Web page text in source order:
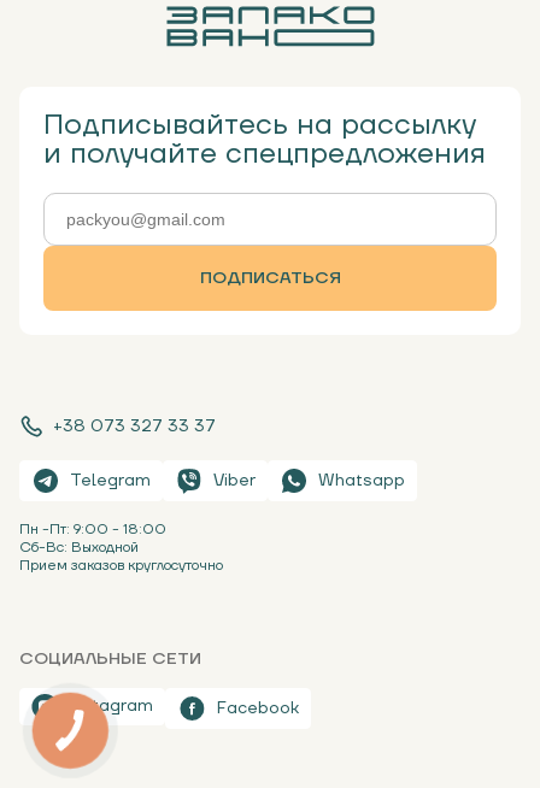
+38 073 327 33 37
Telegram Viber Whatsapp
Пн -Пт: 9:00 - 18:00
Сб-Вс: Выходной
Прием заказов круглосуточно
СОЦИАЛЬНЫЕ СЕТИ
Instagram Facebook
Подписывайтесь на рассылку
и получайте спецпредложения
ПОДПИСАТЬСЯ